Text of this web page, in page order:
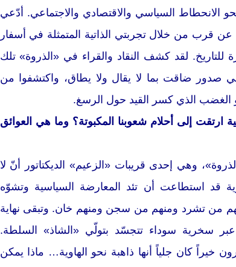
نحو الانحطاط السياسي والاقتصادي والاجتماعي. أدّعي
عن قرب من خلال تجربتي الذاتية المتمثلة في أسفار
للتاريخ. لقد كشف النقاد والقراء في «الذروة» تلك
في صدور ضاقت بما لا يقال ولا يطاق، واكتشفوا من
أو الغضب الذي كسر القيد حول الرسغ.
ارتقت إلى أحلام شعوبنا المكبوتة؟ وما هي العوائق
وهي إحدى قريبات «الزعيم» الديكتاتور أنّ لا
قد استطاعت أن تئد المعارضة السياسية وتشوّه
من تشرد ومنهم من سجن ومنهم خان. وتبقى نهاية
عبر سخرية سوداء تتجسّد بتولّي «الشاذ» السلطة.
خيراً كان جلياً أنها ذاهبة نحو الهاوية… ماذا يمكن